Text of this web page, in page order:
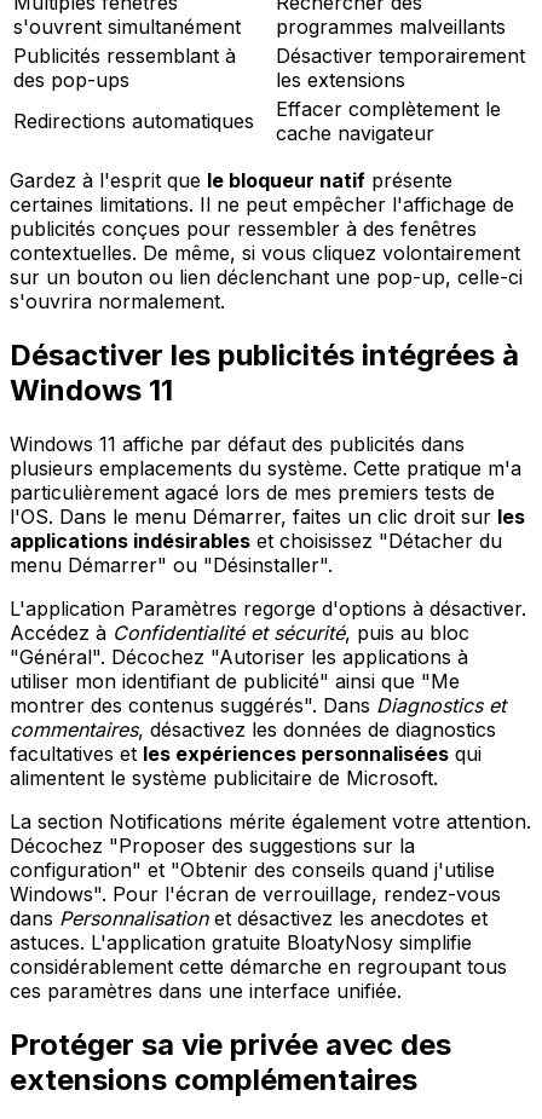
s'ouvrent simultanément
programmes malveillants
Publicités ressemblant à
des pop-ups
Désactiver temporairement
les extensions
Redirections automatiques
Effacer complètement le
cache navigateur
Gardez à l'esprit que le bloqueur natif présente
certaines limitations. Il ne peut empêcher l'affichage de
publicités conçues pour ressembler à des fenêtres
contextuelles. De même, si vous cliquez volontairement
sur un bouton ou lien déclenchant une pop-up, celle-ci
s'ouvrira normalement.
Désactiver les publicités intégrées à
Windows 11
Windows 11 affiche par défaut des publicités dans
plusieurs emplacements du système. Cette pratique m'a
particulièrement agacé lors de mes premiers tests de
l'OS. Dans le menu Démarrer, faites un clic droit sur les
applications indésirables et choisissez "Détacher du
menu Démarrer" ou "Désinstaller".
L'application Paramètres regorge d'options à désactiver.
Accédez à Confidentialité et sécurité, puis au bloc
"Général". Décochez "Autoriser les applications à
utiliser mon identifiant de publicité" ainsi que "Me
montrer des contenus suggérés". Dans Diagnostics et
commentaires, désactivez les données de diagnostics
facultatives et les expériences personnalisées qui
alimentent le système publicitaire de Microsoft.
La section Notifications mérite également votre attention.
Décochez "Proposer des suggestions sur la
configuration" et "Obtenir des conseils quand j'utilise
Windows". Pour l'écran de verrouillage, rendez-vous
dans Personnalisationet désactivez les anecdotes et
astuces. L'application gratuite BloatyNosy simplifie
considérablement cette démarche en regroupant tous
ces paramètres dans une interface unifiée.
Protéger sa vie privée avec des
extensions complémentaires